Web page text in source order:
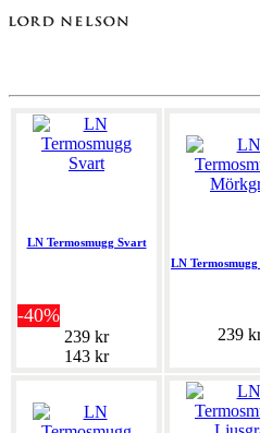
LN Termosmugg Svart
-40%
239 kr
143 kr
LN
239